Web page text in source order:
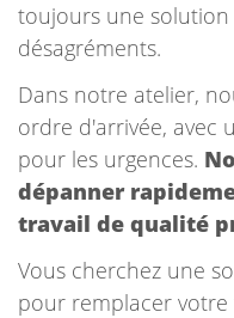
toujours une
désagréments.
Dans notre atelier,
ordre d'arrivée, avec
pour les urgences.
dépanner
travail de qualité
Vous cherchez une
pour remplacer